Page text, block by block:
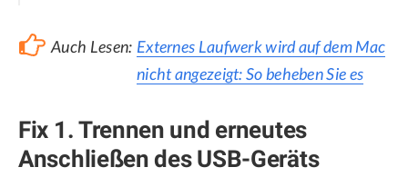
Auch Lesen: Externes Laufwerk wird auf dem Mac
nicht angezeigt: So beheben Sie es
Fix 1. Trennen und erneutes
Anschließen des USB-Geräts